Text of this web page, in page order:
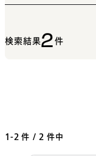
検索結果2件
1-2 件 / 2 件中